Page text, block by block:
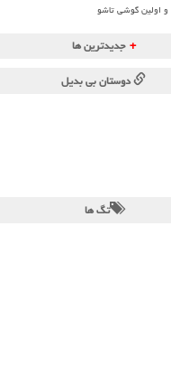
+ جدیدترین ها
دوستان بی بدیل
تگ ها